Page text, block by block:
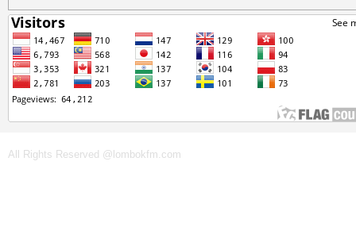
All Rights Reserved @lombokfm.com